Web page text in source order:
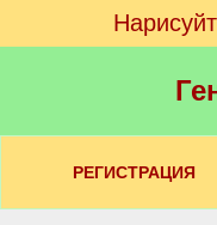
РЕГИСТРАЦИЯ